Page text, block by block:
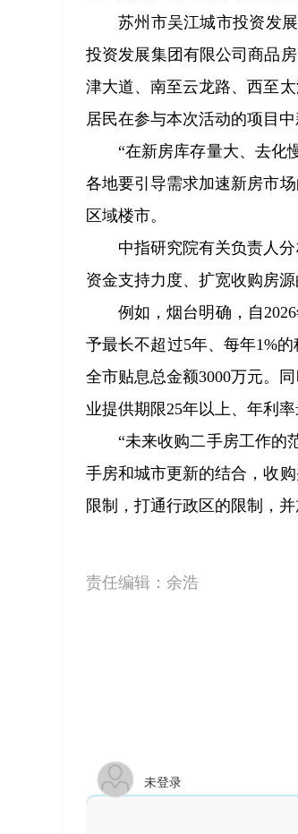
苏州市吴江城市投资发
投资发展集团有限公司商品
津大道、南至云龙路、西至
居民在参与本次活动的项目中
“在新房库存量大、去化
各地要引导需求加速新房市
区域楼市。
中指研究院有关负责人
资金支持力度、扩宽收购房
例如，烟台明确，自
予最长不超过5年、每年1%
全市贴息总金额3000万元。
业提供期限25年以上、年利
“未来收购二手房工作的
手房和城市更新的结合，收
限制，打通行政区的限制，
责任编辑： 余浩
未登录